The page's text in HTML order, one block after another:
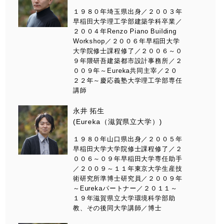
１９８０年埼玉県出身／２００３年
早稲田大学理工学部建築学科卒業／
２００４年Renzo Piano Building
Workshop／２００６年早稲田大学
大学院修士課程修了／２００６～０
９年隈研吾建築都市設計事務所／２
００９年～Eureka共同主宰／２０
２２年～慶応義塾大学理工学部専任
講師
永井 拓生
(Eureka（滋賀県立大学）)
１９８０年山口県出身／２００５年
早稲田大学大学院修士課程修了／２
００６～０９年早稲田大学専任助手
／２００９～１１年東京大学生産技
術研究所準博士研究員／２００９年
～Eurekaパートナー／２０１１～
１９年滋賀県立大学環境科学部助
教、その後同大学講師／博士